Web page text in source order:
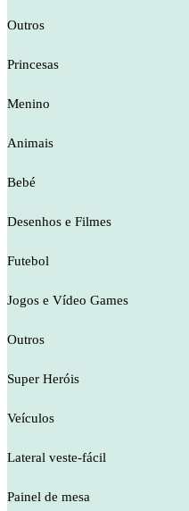
Outros
Princesas
Menino
Animais
Bebé
Desenhos e Filmes
Futebol
Jogos e Vídeo Games
Outros
Super Heróis
Veículos
Lateral veste-fácil
Painel de mesa